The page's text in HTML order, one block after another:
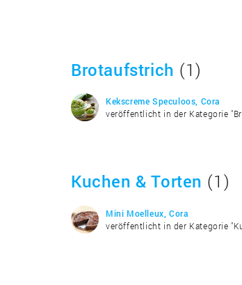
Brotaufstrich (1)
Kekscreme Speculoos, Cora
veröffentlicht in der Kategorie
Kuchen & Torten (1)
Mini Moelleux, Cora
veröffentlicht in der Kategorie